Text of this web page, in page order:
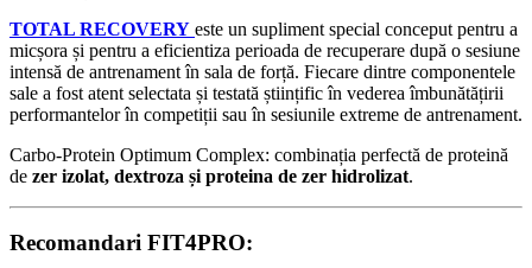
TOTAL RECOVERY este un supliment special conceput pentru a
micșora și pentru a eficientiza perioada de recuperare după o sesiune
intensă de antrenament în sala de forță. Fiecare dintre componentele
sale a fost atent selectata și testată științific în vederea îmbunătățirii
performantelor în competiții sau în sesiunile extreme de antrenament.
Carbo-Protein Optimum Complex: combinația perfectă de proteină
de zer izolat, dextroza și proteina de zer hidrolizat.
Recomandari FIT4PRO: